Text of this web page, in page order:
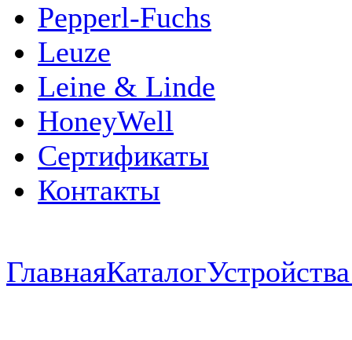
Pepperl-Fuchs
Leuze
Leine & Linde
HoneyWell
Сертификаты
Контакты
ГлавнаяКаталог